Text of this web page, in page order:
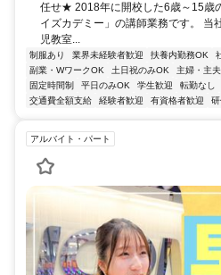
任せ★ 2018年に開校した6歳～15歳
イズカデミー」の講師業務です。 当
児教室...
制服あり 業界未経験者歓迎 扶養内勤務OK
副業・WワークOK
土日祝のみOK 主婦・主
固定時間制
平日のみOK 学生歓迎 転勤なし
交通費全額支給
経験者歓迎 有資格者歓迎 研
アルバイト・パート